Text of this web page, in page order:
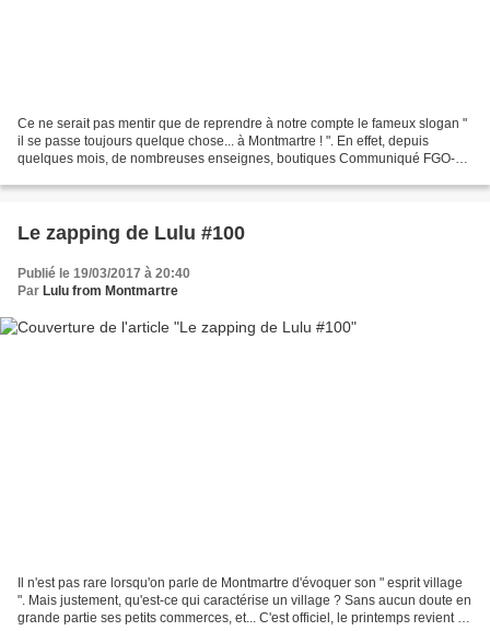
Ce ne serait pas mentir que de reprendre à notre compte le fameux slogan "
il se passe toujours quelque chose... à Montmartre ! ". En effet, depuis
quelques mois, de nombreuses enseignes, boutiques Communiqué FGO-
Le zapping de Lulu #100
Publié le 19/03/2017 à 20:40
Par Lulu from Montmartre
Il n'est pas rare lorsqu'on parle de Montmartre d'évoquer son " esprit village
". Mais justement, qu'est-ce qui caractérise un village ? Sans aucun doute en
grande partie ses petits commerces, et... C'est officiel, le printemps revient !